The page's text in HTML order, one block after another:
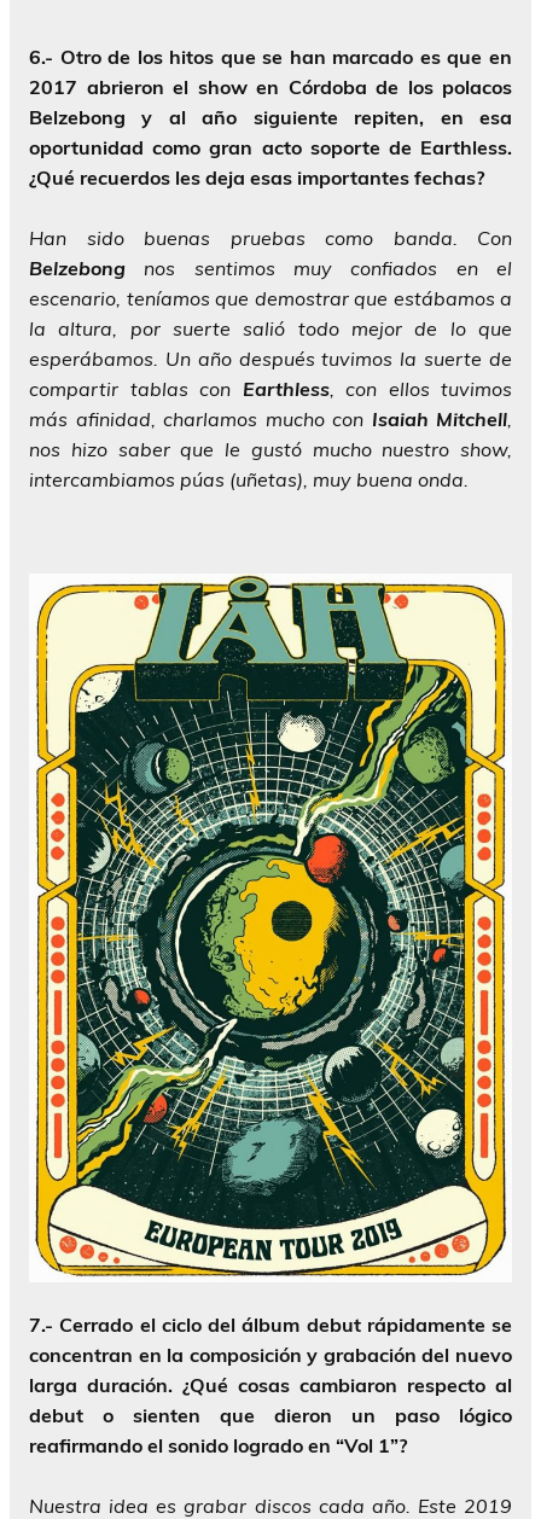
6.- Otro de los hitos que se han marcado es que en
2017 abrieron el show en Córdoba de los polacos
Belzebong y al año siguiente repiten, en esa
oportunidad como gran acto soporte de Earthless.
¿Qué recuerdos les deja esas importantes fechas?
Han sido buenas pruebas como banda. Con
Belzebong nos sentimos muy confiados en el
escenario, teníamos que demostrar que estábamos a
la altura, por suerte salió todo mejor de lo que
esperábamos. Un año después tuvimos la suerte de
compartir tablas con Earthless, con ellos tuvimos
más afinidad, charlamos mucho con Isaiah Mitchell,
nos hizo saber que le gustó mucho nuestro show,
intercambiamos púas (uñetas), muy buena onda.
7.- Cerrado el ciclo del álbum debut rápidamente se
concentran en la composición y grabación del nuevo
larga duración. ¿Qué cosas cambiaron respecto al
debut o sienten que dieron un paso lógico
reafirmando el sonido logrado en “Vol 1”?
Nuestra idea es grabar discos cada año. Este 2019